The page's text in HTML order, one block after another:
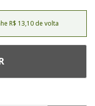
R$ 13,10 de volta